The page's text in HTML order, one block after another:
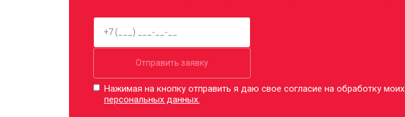
Отправить заявку
Нажимая на кнопку отправить я даю свое согласие на обработку моих
персональных данных.